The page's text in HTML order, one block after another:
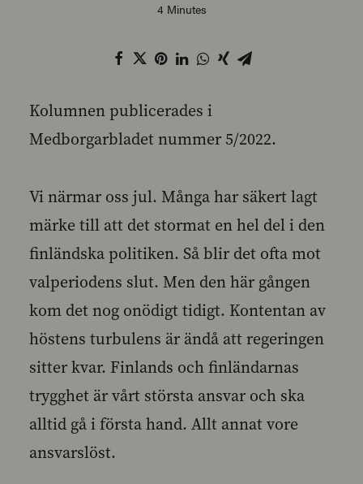
4 Minutes
Kolumnen publicerades i
Medborgarbladet nummer 5/2022.
Vi närmar oss jul. Många har säkert lagt
märke till att det stormat en hel del i den
finländska politiken. Så blir det ofta mot
valperiodens slut. Men den här gången
kom det nog onödigt tidigt. Kontentan av
höstens turbulens är ändå att regeringen
sitter kvar. Finlands och finländarnas
trygghet är vårt största ansvar och ska
alltid gå i första hand. Allt annat vore
ansvarslöst.